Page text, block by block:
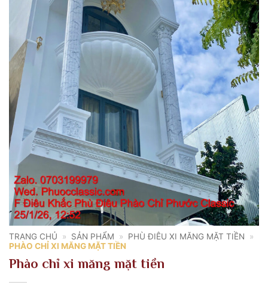
TRANG CHỦ » SẢN PHẨM » PHÙ ĐIÊU XI MĂNG MẶT TIỀN
»
PHÀO CHỈ XI MĂNG MẶT TIỀN
Phào chỉ xi măng mặt tiền